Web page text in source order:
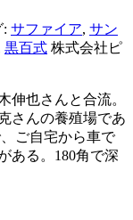
: サファイア, サン
黒百式 株式会社ピ
也さんと合流。
さんの養殖場であ
ご自宅から車で
ある。180角で深